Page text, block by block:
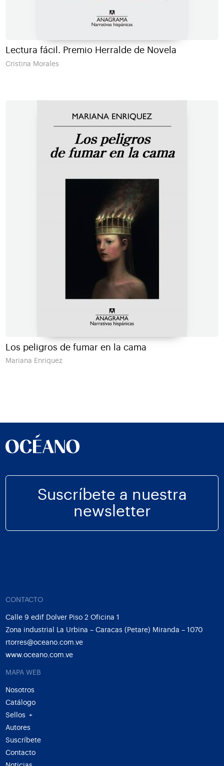
Lectura fácil. Premio Herralde de Novela
Cristina Morales
Los peligros de fumar en la cama
Mariana Enriquez
Suscríbete a nuestra
newsletter
CONTACTO
Calle 9 edif Dolver Piso 2 Oficina 1
Zona industrial La Urbina – Caracas (Petare) Miranda – 1070
rtorres@oceano.com.ve
www.oceano.com.ve
MAPA WEB
Nosotros
Catálogo
Sellos
+
Autores
Suscríbete
Contacto